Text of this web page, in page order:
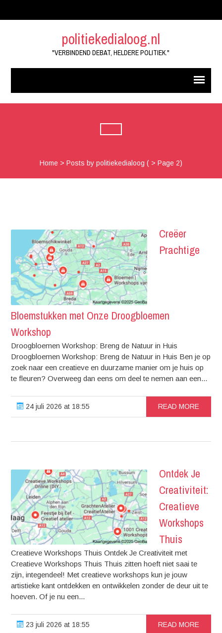
politiekedialoog.nl
"VERBINDEND DEBAT, HELDERE POLITIEK."
Home> Posts by politiekedialoog ( > Page 2)
Creëer
Prachtige
Bloemstukken met Onze Droogbloemen
Workshop
Droogbloemen Workshop: Breng de Natuur in Huis
Droogbloemen Workshop: Breng de Natuur in Huis Ben je op
zoek naar een creatieve en duurzame manier om je huis op
te fleuren? Overweeg dan eens om deel te nemen aan een...
24 juli 2026 at 18:55 READ MORE
Ontdek Je
Creativiteit:
Creatieve
Workshops
Thuis
Creatieve Workshops Thuis Ontdek Je Creativiteit met
Creatieve Workshops Thuis Thuis zitten hoeft niet saai te
zijn, integendeel! Met creatieve workshops kun je jouw
artistieke kant ontdekken en ontwikkelen zonder de deur uit te
hoeven. Of je nu een...
23 juli 2026 at 18:55 READ MORE